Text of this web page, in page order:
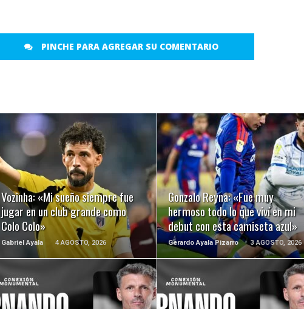
PINCHE PARA AGREGAR SU COMENTARIO
Vozinha: «Mi sueño siempre fue
jugar en un club grande como
Colo Colo»
Gabriel Ayala 4 AGOSTO, 2026
LEER MÁS
Gonzalo Reyna: «Fue muy
hermoso todo lo que viví en mi
debut con esta camiseta azul»
Gerardo Ayala Pizarro 3 AGOSTO, 2026
LEER MÁS